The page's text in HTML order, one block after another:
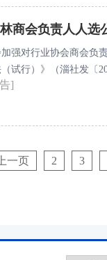
商会负责人人选
强对行业协会商会负
试行）》（淄社发〔
公示。
]
上一页 2 3